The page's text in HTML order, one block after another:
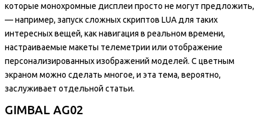
которые монохромные дисплеи просто не могут предложить,
— например, запуск сложных скриптов LUA для таких
интересных вещей, как навигация в реальном времени,
настраиваемые макеты телеметрии или отображение
персонализированных изображений моделей. С цветным
экраном можно сделать многое, и эта тема, вероятно,
заслуживает отдельной статьи.
GIMBAL AG02